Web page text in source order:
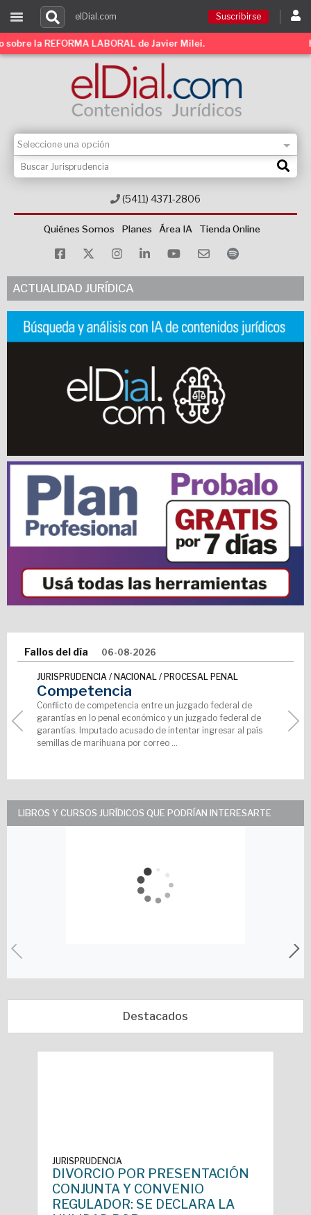
Suscribirse
Ingresar
elDial.com Suscribirse
REFORMA LABORAL de Javier Milei. Hace
(5411) 4371-2806
Quiénes Somos Planes Área IA Tienda Online
ACTUALIDAD JURÍDICA
Fallos del día 06-08-2026
JURISPRUDENCIA / NACIONAL / PROCESAL PENAL
Competencia
Conflicto de competencia entre un juzgado federal de
garantías en lo penal económico y un juzgado federal de
garantías. Imputado acusado de intentar ingresar al país
semillas de marihuana por correo ...
LIBROS Y CURSOS JURÍDICOS QUE PODRÍAN INTERESARTE
Destacados
JURISPRUDENCIA
DIVORCIO POR PRESENTACIÓN
CONJUNTA Y CONVENIO
REGULADOR: SE DECLARA LA